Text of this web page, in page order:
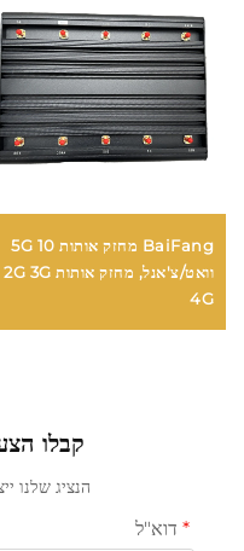
BaiFang מחזק אותות 5G 10
וואט/צ'אנל, מחזק אותות 2G 3G
4G
קבלו
הנציג שלנו
דוא"ל